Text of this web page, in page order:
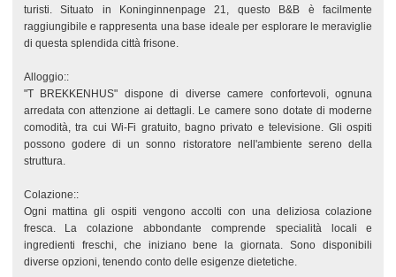
turisti. Situato in Koninginnenpage 21, questo B&B è facilmente
raggiungibile e rappresenta una base ideale per esplorare le meraviglie
di questa splendida città frisone.
Alloggio::
"T BREKKENHUS" dispone di diverse camere confortevoli, ognuna
arredata con attenzione ai dettagli. Le camere sono dotate di moderne
comodità, tra cui Wi-Fi gratuito, bagno privato e televisione. Gli ospiti
possono godere di un sonno ristoratore nell'ambiente sereno della
struttura.
Colazione::
Ogni mattina gli ospiti vengono accolti con una deliziosa colazione
fresca. La colazione abbondante comprende specialità locali e
ingredienti freschi, che iniziano bene la giornata. Sono disponibili
diverse opzioni, tenendo conto delle esigenze dietetiche.